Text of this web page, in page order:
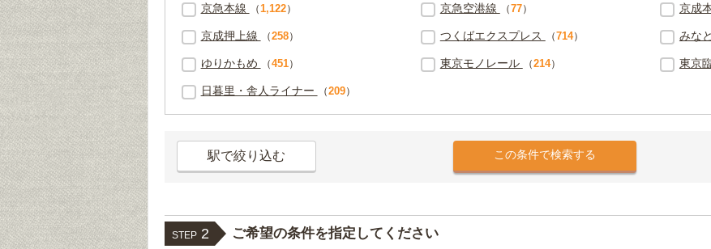
京急本線 （ 1,122） 京急空港線 （77） 京成
京成押上線 （258） つくばエクスプレス （714） みな
ゆりかもめ （451） 東京モノレール （214） 東京
日暮里・舎人ライナー （209）
駅で絞り込む
STEP 2 ご希望の条件を指定してください